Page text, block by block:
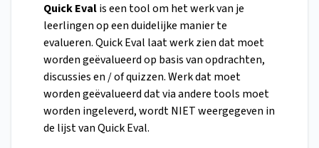
Quick Evalis een tool om het werk van je
leerlingen op een duidelijke manier te
evalueren. Quick Eval laat werk zien dat moet
worden geëvalueerd op basis van opdrachten,
discussies en / of quizzen. Werk dat moet
worden geëvalueerd dat via andere tools moet
worden ingeleverd, wordt NIET weergegeven in
de lijst van Quick Eval.